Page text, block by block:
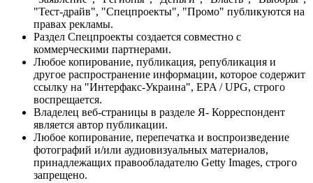
"Тест-драйв", "Спецпроекты", "Промо" публикуются на
правах рекламы.
Раздел Спецпроекты создается совместно с
коммерческими партнерами.
Любое копирование, публикация, републикация и
другое распространение информации, которое содержит
ссылку на "Интерфакс-Украина", EPA / UPG, строго
воспрещается.
Владелец веб-страницы в разделе Я- Корреспондент
является автор публикации.
Любое копирование, перепечатка и воспроизведение
фотографий и/или аудиовизуальных материалов,
принадлежащих правообладателю Getty Images, строго
запрещено.